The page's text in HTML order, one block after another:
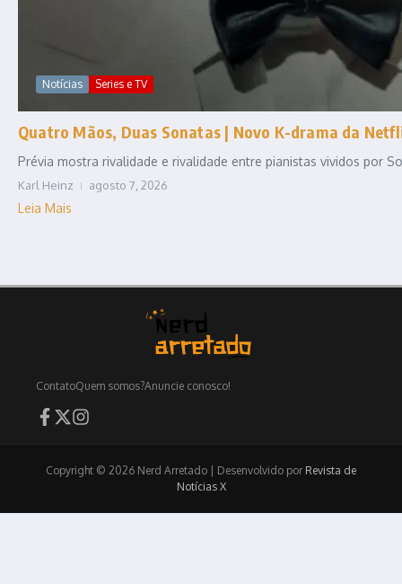
Notícias Series e TV
Quatro Mãos, Duas Sonatas | Novo K-drama da
Prévia mostra rivalidade e rivalidade entre pianistas vividos por
Karl Heinz agosto 7, 2026
Leia Mais
ContatoQuem somos?Anuncie conosco!
Copyright © 2026 Nerd Arretado | Desenvolvido por Revista de
Notícias X